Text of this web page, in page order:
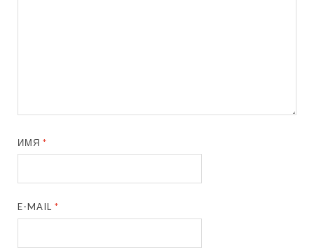
ИМЯ*
E-MAIL*